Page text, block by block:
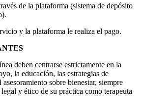
de la plataforma (sistema de depósito
y la plataforma le realiza el pago.
deben centrarse estrictamente en la
la educación, las estrategias de
sobre bienestar, siempre
y ético de su práctica como terapeuta